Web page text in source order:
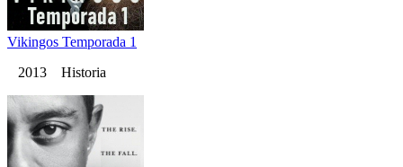
Vikingos Temporada 1
2013 Historia